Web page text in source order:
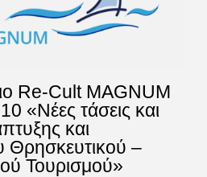
Re-Cult MAGNUM
«Νέες τάσεις και
και
–
Τουρισμού»